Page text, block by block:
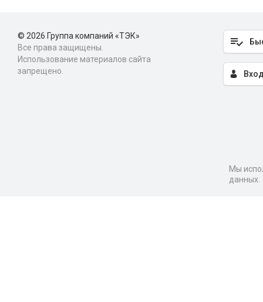
© 2026 Группа компаний «ТЭК»
Все права защищены.
Использование материалов сайта
запрещено.
Мы
данных.